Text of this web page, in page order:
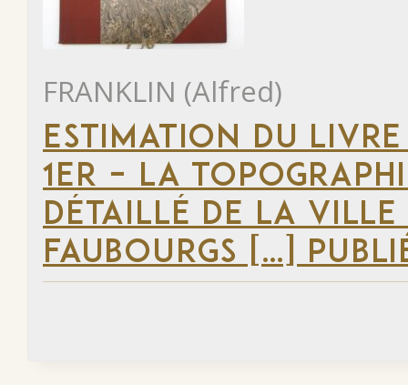
FRANKLIN (Alfred)
ESTIMATION DU
1ER – LA
DÉTAILLÉ DE LA VILLE
FAUBOURGS […]